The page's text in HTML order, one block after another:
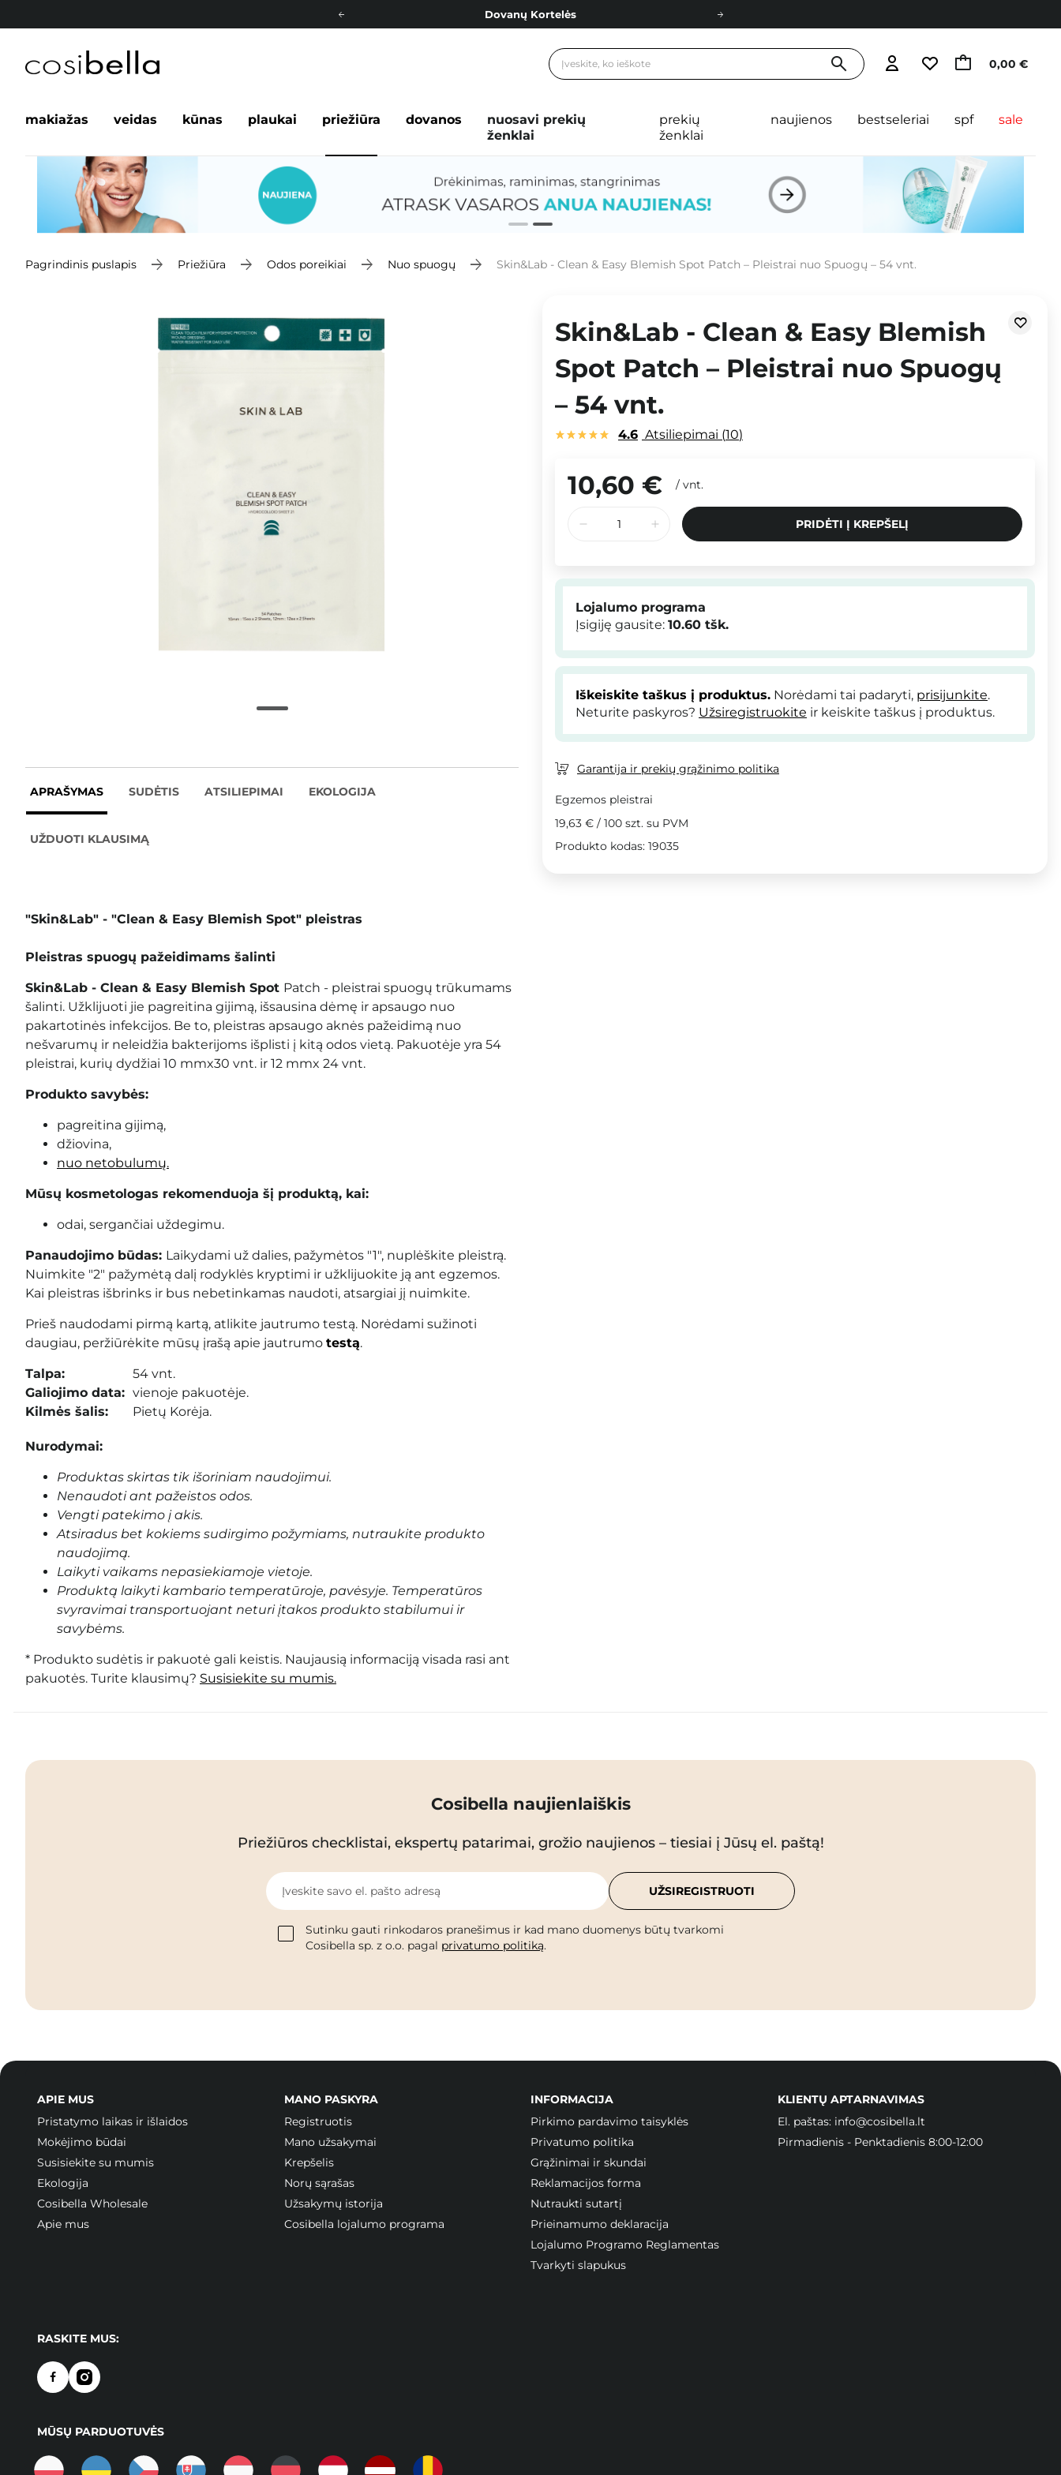
Dovanų Kortelės
Nemokamas pristatymas nuo 40,00 € 0,00 €
makiažas veidas kūnas plaukai priežiūra dovanos
nuosavi prekių
ženklai
prekių
ženklai
naujienos bestseleriai spf sale
Pagrindinis puslapis Priežiūra Odos poreikiai Nuo spuogų Skin&Lab - Clean & Easy Blemish Spot Patch – Pleistrai nuo Spuogų – 54 vnt.
APRAŠYMAS SUDĖTIS ATSILIEPIMAI EKOLOGIJA
UŽDUOTI KLAUSIMĄ
"Skin&Lab" - "Clean & Easy Blemish Spot" pleistras
Pleistras spuogų pažeidimams šalinti
Skin&Lab - Clean & Easy Blemish Spot Patch - pleistrai spuogų trūkumams
šalinti. Užklijuoti jie pagreitina gijimą, išsausina dėmę ir apsaugo nuo
pakartotinės infekcijos. Be to, pleistras apsaugo aknės pažeidimą nuo
nešvarumų ir neleidžia bakterijoms išplisti į kitą odos vietą. Pakuotėje yra 54
pleistrai, kurių dydžiai 10 mmx30 vnt. ir 12 mmx 24 vnt.
Produkto savybės:
pagreitina gijimą,
džiovina,
nuo netobulumų.
Mūsų kosmetologas rekomenduoja šį produktą, kai:
odai, sergančiai uždegimu.
Panaudojimo būdas: Laikydami už dalies, pažymėtos "1", nuplėškite pleistrą.
Nuimkite "2" pažymėtą dalį rodyklės kryptimi ir užklijuokite ją ant egzemos.
Kai pleistras išbrinks ir bus nebetinkamas naudoti, atsargiai jį nuimkite.
Prieš naudodami pirmą kartą, atlikite jautrumo testą. Norėdami sužinoti
daugiau, peržiūrėkite mūsų įrašą apie jautrumo testą.
Talpa:
54 vnt.
Galiojimo data: vienoje pakuotėje.
Kilmės šalis:
Pietų Korėja.
Nurodymai:
Produktas skirtas tik išoriniam naudojimui.
Nenaudoti ant pažeistos odos.
Vengti patekimo į akis.
Atsiradus bet kokiems sudirgimo požymiams, nutraukite produkto
naudojimą.
Laikyti vaikams nepasiekiamoje vietoje.
Produktą laikyti kambario temperatūroje, pavėsyje. Temperatūros
svyravimai transportuojant neturi įtakos produkto stabilumui ir
savybėms.
* Produkto sudėtis ir pakuotė gali keistis. Naujausią informaciją visada rasi ant
pakuotės. Turite klausimų? Susisiekite su mumis.
Skin&Lab - Clean & Easy Blemish
Spot Patch – Pleistrai nuo Spuogų
– 54 vnt.
4.6 Atsiliepimai 10
10,60 € / vnt.
PRIDĖTI Į KREPŠELĮ
Lojalumo programa
Įsigiję gausite: 10.60 tšk.
Iškeiskite taškus į produktus. Norėdami tai padaryti, prisijunkite.
Neturite paskyros? Užsiregistruokite ir keiskite taškus į produktus.
Garantija ir prekių grąžinimo politika
Egzemos pleistrai
19,63 € / 100 szt. su PVM
Produkto kodas: 19035
Cosibella naujienlaiškis
Priežiūros checklistai, ekspertų patarimai, grožio naujienos – tiesiai į Jūsų el. paštą!
Įveskite savo el. pašto adresą
Sutinku gauti rinkodaros pranešimus ir kad mano duomenys būtų tvarkomi
Cosibella sp. z o.o. pagal privatumo politiką.
UŽSIREGISTRUOTI
APIE MUS
Pristatymo laikas ir išlaidos
Mokėjimo būdai
Susisiekite su mumis
Ekologija
Cosibella Wholesale
Apie mus
MANO PASKYRA
Registruotis
Mano užsakymai
Krepšelis
Norų sąrašas
Užsakymų istorija
Cosibella lojalumo programa
INFORMACIJA
Pirkimo pardavimo taisyklės
Privatumo politika
Grąžinimai ir skundai
Reklamacijos forma
Nutraukti sutartį
Prieinamumo deklaracija
Lojalumo Programo Reglamentas
Tvarkyti slapukus
KLIENTŲ APTARNAVIMAS
El. paštas: info@cosibella.lt
Pirmadienis - Penktadienis 8:00-12:00
RASKITE MUS:
MŪSŲ PARDUOTUVĖS